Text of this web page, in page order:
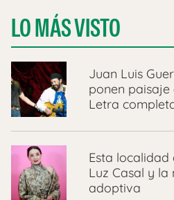
LO MÁS VISTO
Juan Luis
ponen paisaje
Letra
Esta
Luz Casal y
adoptiva